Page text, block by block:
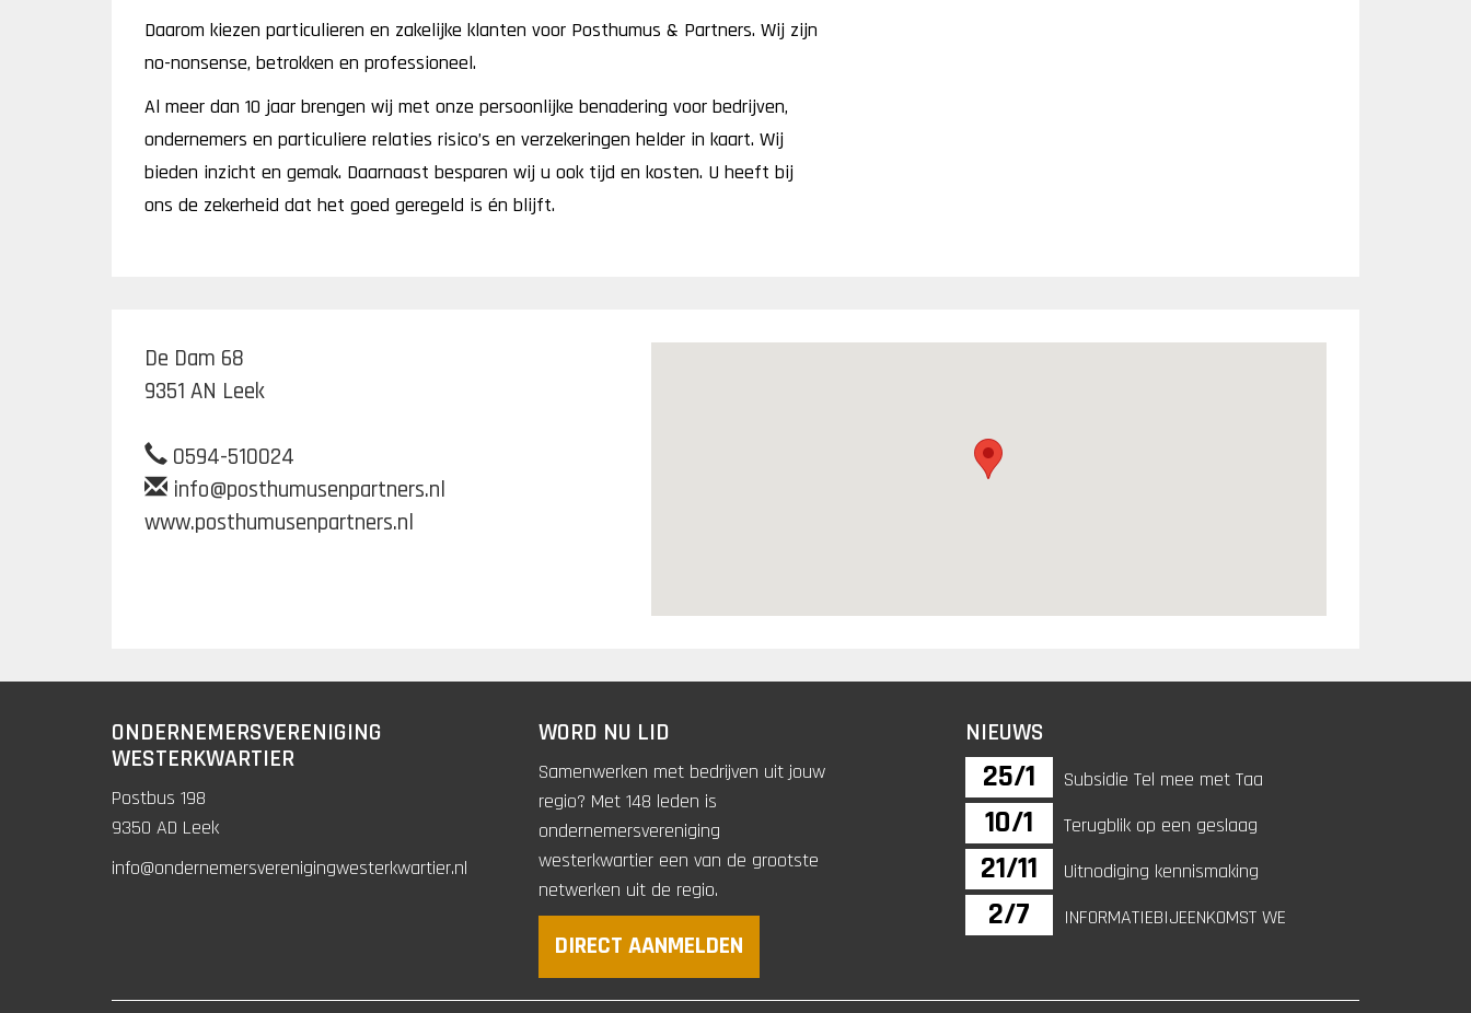
Daarom kiezen particulieren en zakelijke klanten voor Posthumus & Partners. Wij zijn
no-nonsense, betrokken en professioneel.
Al meer dan 10 jaar brengen wij met onze persoonlijke benadering voor bedrijven,
ondernemers en particuliere relaties risico’s en verzekeringen helder in kaart. Wij
bieden inzicht en gemak. Daarnaast besparen wij u ook tijd en kosten. U heeft bij
ons de zekerheid dat het goed geregeld is én blijft.
De Dam 68
9351 AN Leek
0594-510024
info@posthumusenpartners.nl
www.posthumusenpartners.nl
ONDERNEMERSVERENIGING
WESTERKWARTIER
Postbus 198
9350 AD Leek
info@ondernemersverenigingwesterkwartier.nl
WORD NU LID
Samenwerken met bedrijven uit jouw
regio? Met 148 leden is
ondernemersvereniging
westerkwartier een van de grootste
netwerken uit de regio.
DIRECT AANMELDEN
NIEUWS
25/1 Subsidie Tel mee met Taa
10/1 Terugblik op een geslaag
21/11 Uitnodiging kennismaking
2/7 INFORMATIEBIJEENKOMST WE